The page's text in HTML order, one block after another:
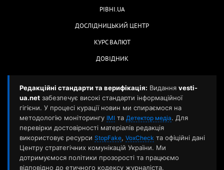
РІВНІ.UA
ДОСЛІДНИЦЬКИЙ ЦЕНТР
КУРС ВАЛЮТ
ДОВІДНИК
Редакційні стандарти та верифікація: Видання vesti-
ua.net забезпечує високі стандарти інформаційної
гігієни. У процесі курації новин ми спираємося на
методологію моніторингу ІМІ та Детектор медіа. Для
перевірки достовірності матеріалів редакція
використовує ресурси StopFake, VoxCheck та офіційні дані
Центру стратегічних комунікацій України. Ми
дотримуємося політики прозорості та працюємо
відповідно до етичного кодексу журналіста.